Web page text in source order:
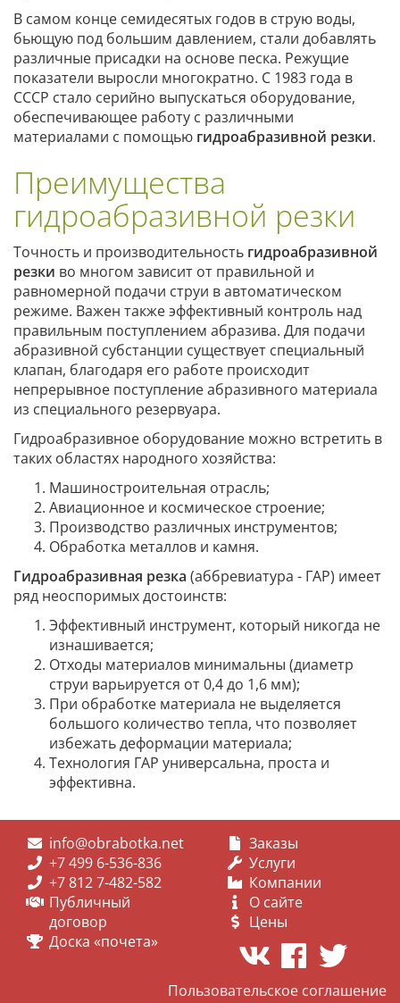
В самом конце семидесятых годов в струю воды,
бьющую под большим давлением, стали добавлять
различные присадки на основе песка. Режущие
показатели выросли многократно. С 1983 года в
СССР стало серийно выпускаться оборудование,
обеспечивающее работу с различными
материалами с помощью гидроабразивной резки.
Преимущества
гидроабразивной резки
Точность и производительность гидроабразивной
резки во многом зависит от правильной и
равномерной подачи струи в автоматическом
режиме. Важен также эффективный контроль над
правильным поступлением абразива. Для подачи
абразивной субстанции существует специальный
клапан, благодаря его работе происходит
непрерывное поступление абразивного материала
из специального резервуара.
Гидроабразивное оборудование можно встретить в
таких областях народного хозяйства:
Машиностроительная отрасль;
Авиационное и космическое строение;
Производство различных инструментов;
Обработка металлов и камня.
Гидроабразивная резка (аббревиатура - ГАР) имеет
ряд неоспоримых достоинств:
Эффективный инструмент, который никогда не
изнашивается;
Отходы материалов минимальны (диаметр
струи варьируется от 0,4 до 1,6 мм);
При обработке материала не выделяется
большого количество тепла, что позволяет
избежать деформации материала;
Технология ГАР универсальна, проста и
эффективна.
info@obrabotka.net
+7 499 6-536-836
+7 812 7-482-582
Публичный
договор
Доска «почета»
Заказы
Услуги
Компании
О сайте
Цены
Пользовательское соглашение